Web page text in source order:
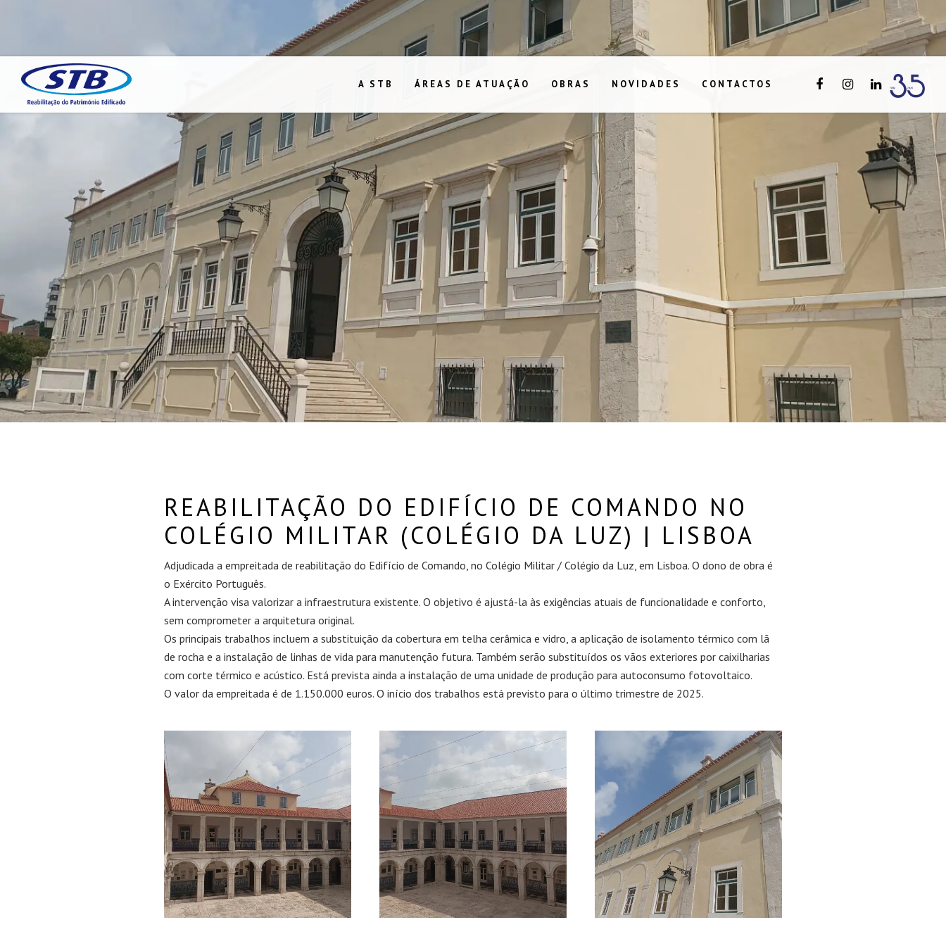
A STB ÁREAS DE ATUAÇÃO OBRAS NOVIDADES CONTACTOS
REABILITAÇÃO DO EDIFÍCIO DE COMANDO NO
COLÉGIO MILITAR (COLÉGIO DA LUZ) | LISBOA
Adjudicada a empreitada de reabilitação do Edifício de Comando, no Colégio Militar / Colégio da Luz, em Lisboa. O dono de obra é
o Exército Português.
A intervenção visa valorizar a infraestrutura existente. O objetivo é ajustá-la às exigências atuais de funcionalidade e conforto,
sem comprometer a arquitetura original.
Os principais trabalhos incluem a substituição da cobertura em telha cerâmica e vidro, a aplicação de isolamento térmico com lã
de rocha e a instalação de linhas de vida para manutenção futura. Também serão substituídos os vãos exteriores por caixilharias
com corte térmico e acústico. Está prevista ainda a instalação de uma unidade de produção para autoconsumo fotovoltaico.
O valor da empreitada é de 1.150.000 euros. O início dos trabalhos está previsto para o último trimestre de 2025.